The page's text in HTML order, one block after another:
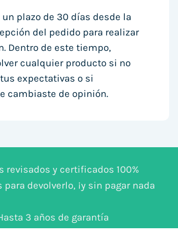
plazo de 30 días desde la
del pedido para realizar
Dentro de este tiempo,
cualquier producto si no
expectativas o si
cambiaste de opinión.
y certificados 100%
para devolverlo, ¡y sin pagar nada
3 años de garantía